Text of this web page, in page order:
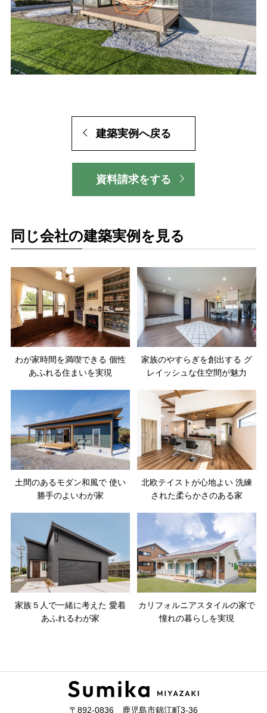
建築実例へ戻る
資料請求をする
同じ会社の建築実例を見る
わが家時間を満喫できる 個性
あふれる住まいを実現
家族のやすらぎを創出する グ
レイッシュな住空間が魅力
土間のあるモダン和風で 使い
勝手のよいわが家
北欧テイストが心地よい 洗練
された柔らかさのある家
家族５人で一緒に考えた 愛着
あふれるわが家
カリフォルニアスタイルの家で
憧れの暮らしを実現
〒892-0836 鹿児島市錦江町3-36